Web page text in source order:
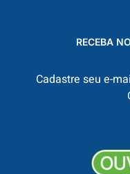
RECEBA
Cadastre seu e-